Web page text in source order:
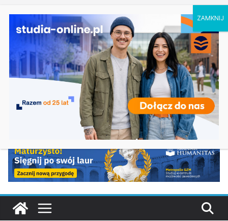
Ostatnie
wpisy:
Biologia w Rzeszowie
Filologia słowiańska w Krakowie
Studia historyczne w Łodzi
Analityka biznesowa i Data Science – Collegium
Da Vinci w Poznaniu
Chemia w Opolu